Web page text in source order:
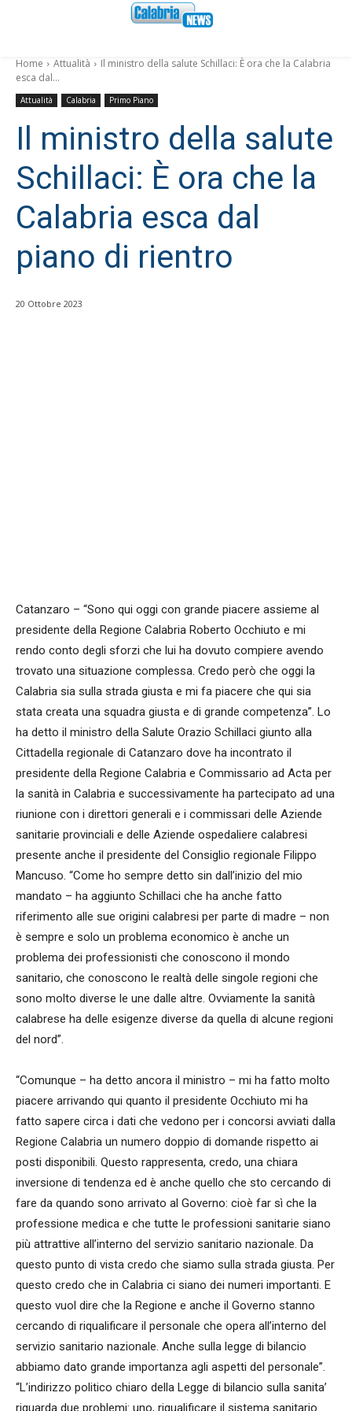
Home Attualità
Il ministro della salute Schillaci: È ora che la Calabria
esca dal...
Attualità Calabria Primo Piano
Il ministro della salute
Schillaci: È ora che la
Calabria esca dal
piano di rientro
20 Ottobre 2023
Catanzaro – “Sono qui oggi con grande piacere assieme al
presidente della Regione Calabria Roberto Occhiuto e mi
rendo conto degli sforzi che lui ha dovuto compiere avendo
trovato una situazione complessa. Credo però che oggi la
Calabria sia sulla strada giusta e mi fa piacere che qui sia
stata creata una squadra giusta e di grande competenza”. Lo
ha detto il ministro della Salute Orazio Schillaci giunto alla
Cittadella regionale di Catanzaro dove ha incontrato il
presidente della Regione Calabria e Commissario ad Acta per
la sanità in Calabria e successivamente ha partecipato ad una
riunione con i direttori generali e i commissari delle Aziende
sanitarie provinciali e delle Aziende ospedaliere calabresi
presente anche il presidente del Consiglio regionale Filippo
Mancuso. “Come ho sempre detto sin dall’inizio del mio
mandato – ha aggiunto Schillaci che ha anche fatto
riferimento alle sue origini calabresi per parte di madre – non
è sempre e solo un problema economico è anche un
problema dei professionisti che conoscono il mondo
sanitario, che conoscono le realtà delle singole regioni che
sono molto diverse le une dalle altre. Ovviamente la sanità
calabrese ha delle esigenze diverse da quella di alcune regioni
del nord”.
“Comunque – ha detto ancora il ministro – mi ha fatto molto
piacere arrivando qui quanto il presidente Occhiuto mi ha
fatto sapere circa i dati che vedono per i concorsi avviati dalla
Regione Calabria un numero doppio di domande rispetto ai
posti disponibili. Questo rappresenta, credo, una chiara
inversione di tendenza ed è anche quello che sto cercando di
fare da quando sono arrivato al Governo: cioè far sì che la
professione medica e che tutte le professioni sanitarie siano
più attrattive all’interno del servizio sanitario nazionale. Da
questo punto di vista credo che siamo sulla strada giusta. Per
questo credo che in Calabria ci siano dei numeri importanti. E
questo vuol dire che la Regione e anche il Governo stanno
cercando di riqualificare il personale che opera all’interno del
servizio sanitario nazionale. Anche sulla legge di bilancio
abbiamo dato grande importanza agli aspetti del personale”.
“L’indirizzo politico chiaro della Legge di bilancio sulla sanita’